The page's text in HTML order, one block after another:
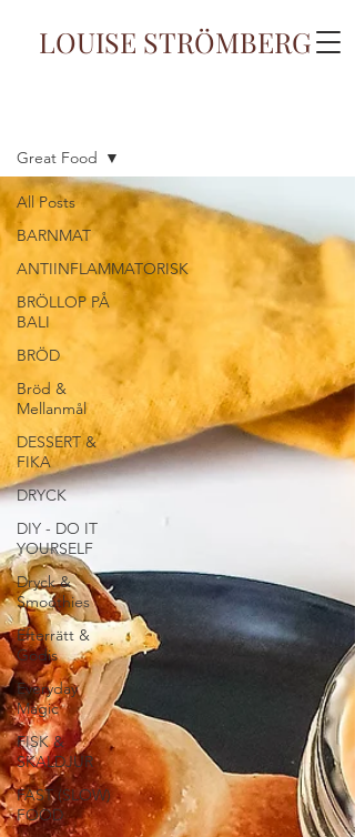
LOUISE STRÖMBERG
All Posts
BARNMAT
ANTIINFLAMMATORISK
BRÖLLOP PÅ
BALI
BRÖD
Bröd &
Mellanmål
DESSERT &
FIKA
DRYCK
DIY - DO IT
YOURSELF
Dryck &
Smoothies
Efterrätt &
Godis
Everyday
Magic
FISK &
SKALDJUR
FAST (SLOW)
FOOD
Great Food